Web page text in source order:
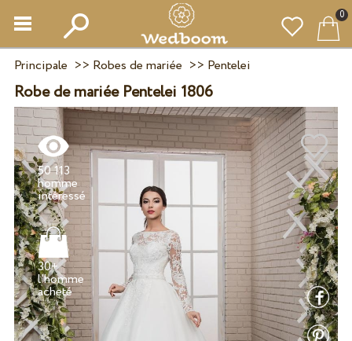
0
Principale >> Robes de mariée >> Pentelei
Robe de mariée Pentelei 1806
50 113
homme
30+
l'homme
acheté